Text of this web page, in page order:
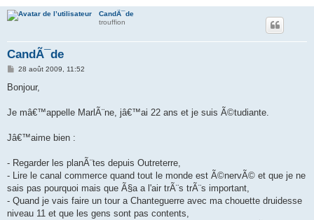
CandÃ¯de
trouffion
CandÃ¯de
M
s
g
28 août 2009, 11:52
Bonjour,
Je mâ€™appelle MarlÃ¨ne, jâ€™ai 22 ans et je suis Ã©tudiante.
Jâ€™aime bien :
- Regarder les planÃ¨tes depuis Outreterre,
- Lire le canal commerce quand tout le monde est Ã©nervÃ© et que je ne
sais pas pourquoi mais que Ã§a a l'air trÃ¨s trÃ¨s important,
- Quand je vais faire un tour a Chanteguerre avec ma chouette druidesse
niveau 11 et que les gens sont pas contents,